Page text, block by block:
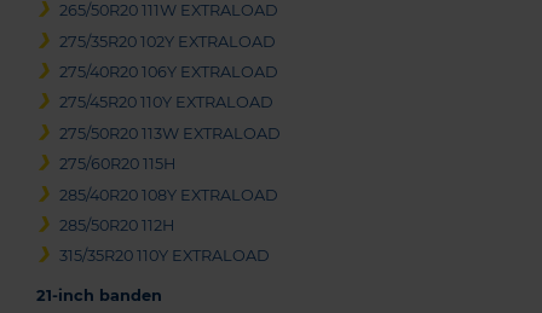
265/50R20 111W EXTRALOAD
275/35R20 102Y EXTRALOAD
275/40R20 106Y EXTRALOAD
275/45R20 110Y EXTRALOAD
275/50R20 113W EXTRALOAD
275/60R20 115H
285/40R20 108Y EXTRALOAD
285/50R20 112H
315/35R20 110Y EXTRALOAD
21-inch banden